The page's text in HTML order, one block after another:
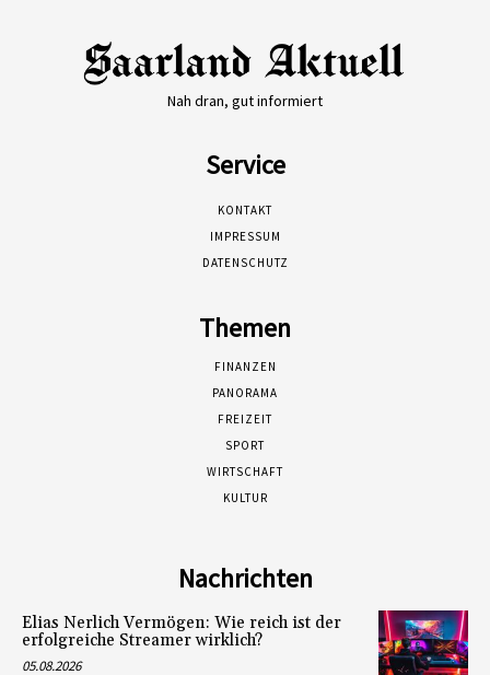
Nah dran, gut informiert
Service
KONTAKT
IMPRESSUM
DATENSCHUTZ
Themen
FINANZEN
PANORAMA
FREIZEIT
SPORT
WIRTSCHAFT
KULTUR
Nachrichten
Elias Nerlich Vermögen: Wie reich ist der
erfolgreiche Streamer wirklich?
05.08.2026